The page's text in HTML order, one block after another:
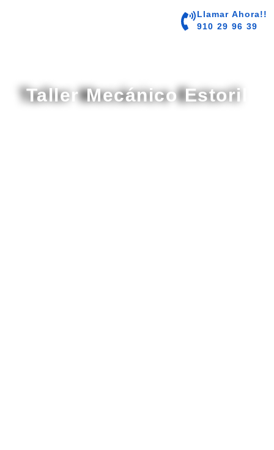
Llamar Ahora!!
910 29 96 39
Taller Mecánico Estoril